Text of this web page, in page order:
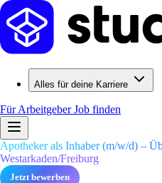
Alles für deine Karriere
Für ArbeitgeberJob finden
Apotheker als Inhaber (m/w/d) –
Westarkaden/Freiburg
Jetzt bewerben